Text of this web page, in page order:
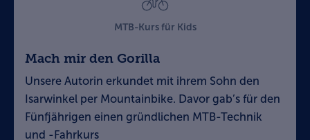
MTB-Kurs für Kids
Mach mir den Gorilla
Unsere Autorin erkundet mit ihrem Sohn den
Isarwinkel per Mountainbike. Davor gab’s für den
Fünfjährigen einen gründlichen MTB-Technik
und -Fahrkurs